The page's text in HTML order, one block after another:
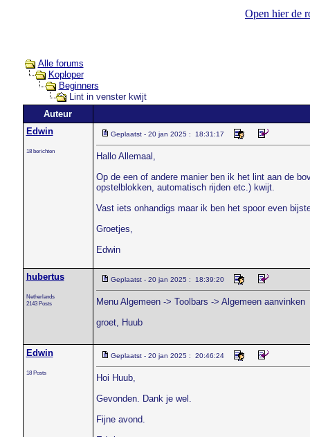
Open hier de
Alle forums
Koploper
Beginners
Lint in venster kwijt
Auteur
Edwin
18 berichten
Geplaatst - 20 jan 2025 : 18:31:17
Hallo Allemaal,
Op de een of andere manier ben ik het lint aan de
opstelblokken, automatisch rijden etc.) kwijt.
Vast iets onhandigs maar ik ben het spoor even
Groetjes,
Edwin
hubertus
Netherlands
2143 Posts
Geplaatst - 20 jan 2025 : 18:39:20
Menu Algemeen -> Toolbars -> Algemeen aanvinken
groet, Huub
Edwin
18 Posts
Geplaatst - 20 jan 2025 : 20:46:24
Hoi Huub,
Gevonden. Dank je wel.
Fijne avond.